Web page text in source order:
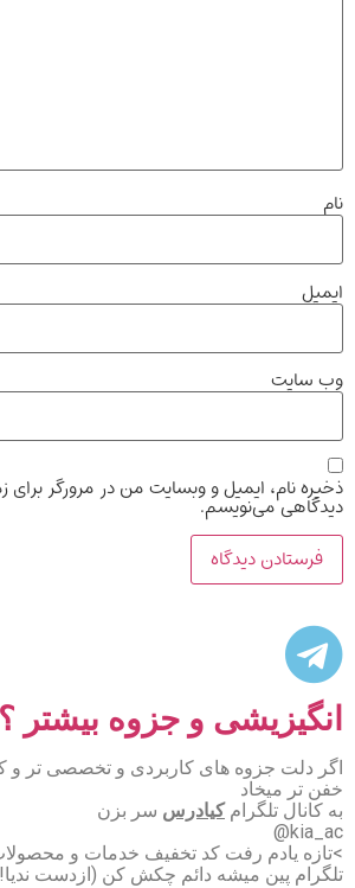
نام
ایمیل
وب‌ سایت
ذخیره نام، ایمیل و وبسایت من در مرورگر برای
دیدگاهی می‌نویسم.
انگیزیشی و جزوه بیشتر ؟
اگر دلت جزوه های کاربردی و تخصصی تر و
خفن تر میخاد
به کانال تلگرامکیادرس سر بزن
kia_ac@
>تازه یادم رفت کد تخفیف خدمات و
تلگرام پین میشه دائم چکش کن (ازدست